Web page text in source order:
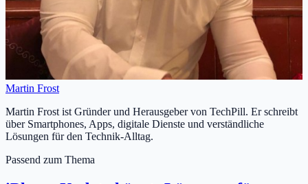
Martin Frost
Martin Frost ist Gründer und Herausgeber von TechPill. Er schreibt
über Smartphones, Apps, digitale Dienste und verständliche
Lösungen für den Technik-Alltag.
Passend zum Thema